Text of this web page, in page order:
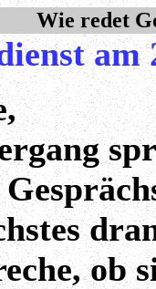
Wie redet
am
ob